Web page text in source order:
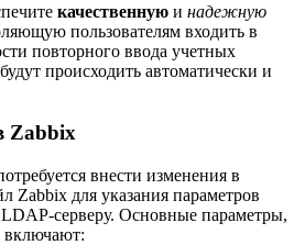
качественную и надежную
пользователям входить в
повторного ввода учетных
происходить автоматически и
Zabbix
внести изменения в
Zabbix для указания параметров
серверу. Основные параметры,
включают: